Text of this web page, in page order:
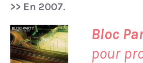
>> En 2007.
Bloc
pour